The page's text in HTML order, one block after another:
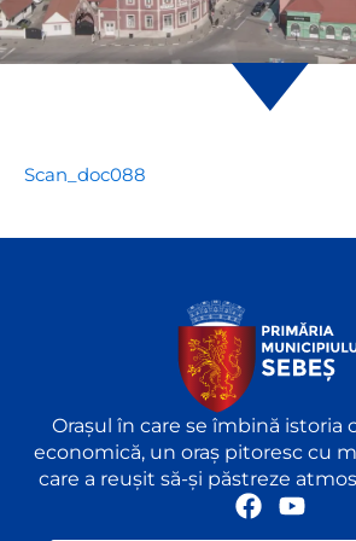
Scan_doc088
Orașul în care se îmbină istoria
economică, un oraș pitoresc cu
care a reușit să-și păstreze
F
a
Y
o